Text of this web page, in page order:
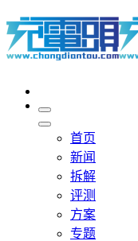
首页
新闻
拆解
评测
方案
专题